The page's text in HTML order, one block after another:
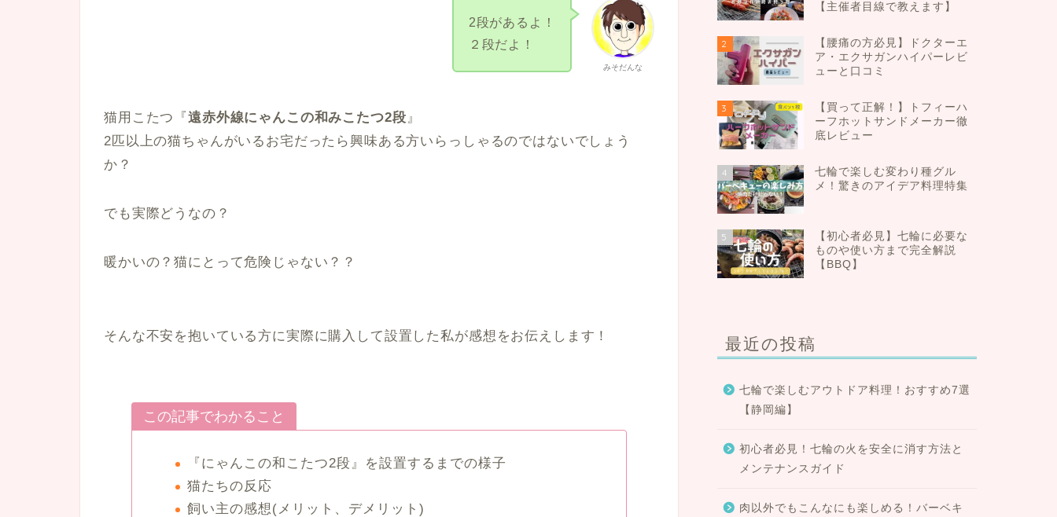
みそだんな
2段があるよ！
２段だよ！
猫用こたつ『遠赤外線にゃんこの和みこたつ2段 』
2匹以上の猫ちゃんがいるお宅だったら興味ある方いらっしゃるのではないでしょう
か？
でも実際どうなの？
暖かいの？猫にとって危険じゃない？？
そんな不安を抱いている方に実際に購入して設置した私が感想をお伝えします！
この記事でわかること
『にゃんこの和こたつ2段』を設置するまでの様子
猫たちの反応
飼い主の感想(メリット、デメリット)
【主催者目線で教えます】
2
【腰痛の方必見】ドクターエ
ア・エクサガンハイパーレビ
ューと口コミ
3
【買って正解！】トフィーハ
ーフホットサンドメーカー徹
底レビュー
4
七輪で楽しむ変わり種グル
メ！驚きのアイデア料理特集
5
【初心者必見】七輪に必要な
ものや使い方まで完全解説
【BBQ】
最近の投稿
七輪で楽しむアウトドア料理！おすすめ7選
【静岡編】
初心者必見！七輪の火を安全に消す方法と
メンテナンスガイド
肉以外でもこんなにも楽しめる！バーベキ